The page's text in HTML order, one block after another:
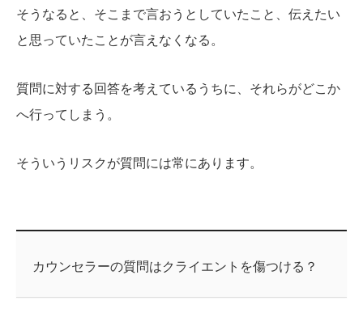
そうなると、そこまで言おうとしていたこと、伝えたい
と思っていたことが言えなくなる。
質問に対する回答を考えているうちに、それらがどこか
へ行ってしまう。
そういうリスクが質問には常にあります。
カウンセラーの質問はクライエントを傷つける？